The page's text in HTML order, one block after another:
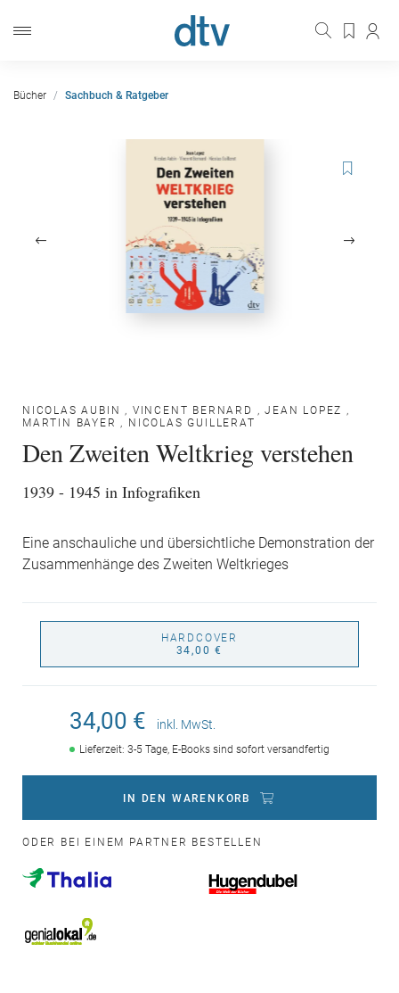
Bücher Sachbuch & Ratgeber
NICOLAS AUBIN , VINCENT BERNARD ,JEAN LOPEZ ,
MARTIN BAYER , NICOLAS GUILLERAT
Den Zweiten Weltkrieg verstehen
1939 - 1945 in Infografiken
Eine anschauliche und übersichtliche Demonstration der
Zusammenhänge des Zweiten Weltkrieges
HARDCOVER
34,00 €
34,00 € inkl. MwSt.
Lieferzeit: 3-5 Tage, E-Books sind sofort versandfertig
IN DEN WARENKORB
ODER BEI EINEM PARTNER BESTELLEN